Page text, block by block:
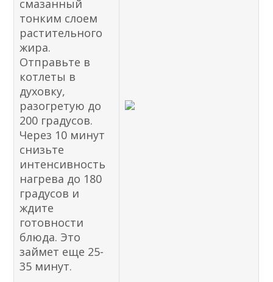
смазанный
тонким слоем
растительного
жира.
Отправьте в
котлеты в
духовку,
разогретую до
200 градусов.
Через 10 минут
снизьте
интенсивность
нагрева до 180
градусов и
ждите
готовности
блюда. Это
займет еще 25-
35 минут.